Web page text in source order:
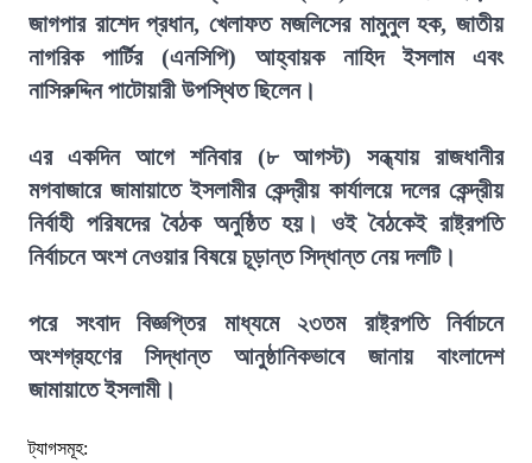
জাগপার রাশেদ প্রধান, খেলাফত মজলিসের মামুনুল হক, জাতীয়
নাগরিক পার্টির (এনসিপি) আহ্বায়ক নাহিদ ইসলাম এবং
নাসিরুদ্দিন পাটোয়ারী উপস্থিত ছিলেন।
এর একদিন আগে শনিবার (৮ আগস্ট) সন্ধ্যায় রাজধানীর
মগবাজারে জামায়াতে ইসলামীর কেন্দ্রীয় কার্যালয়ে দলের কেন্দ্রীয়
নির্বাহী পরিষদের বৈঠক অনুষ্ঠিত হয়। ওই বৈঠকেই রাষ্ট্রপতি
নির্বাচনে অংশ নেওয়ার বিষয়ে চূড়ান্ত সিদ্ধান্ত নেয় দলটি।
পরে সংবাদ বিজ্ঞপ্তির মাধ্যমে ২৩তম রাষ্ট্রপতি নির্বাচনে
অংশগ্রহণের সিদ্ধান্ত আনুষ্ঠানিকভাবে জানায় বাংলাদেশ
জামায়াতে ইসলামী।
ট্যাগসমূহ: